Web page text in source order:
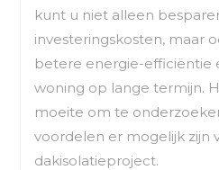
kunt u niet alleen
investeringskosten, maar
betere energie-efficiëntie
woning op lange termijn.
moeite om te
voordelen er mogelijk zijn
dakisolatieproject.